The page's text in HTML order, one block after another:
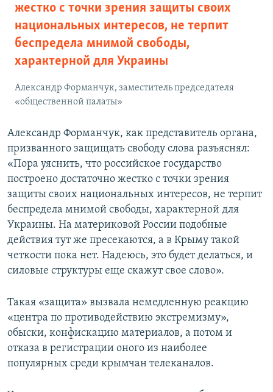
жестко с точки зрения защиты своих
национальных интересов, не терпит
беспредела мнимой свободы,
характерной для Украины
Александр Форманчук, заместитель председателя
«общественной палаты»
Александр Форманчук, как представитель органа,
призванного защищать свободу слова разъяснял:
«Пора уяснить, что российское государство
построено достаточно жестко с точки зрения
защиты своих национальных интересов, не терпит
беспредела мнимой свободы, характерной для
Украины. На материковой России подобные
действия тут же пресекаются, а в Крыму такой
четкости пока нет. Надеюсь, это будет делаться, и
силовые структуры еще скажут свое слово».
Такая «защита» вызвала немедленную реакцию
«центра по противодействию экстремизму»,
обыски, конфискацию материалов, а потом и
отказа в регистрации оного из наиболее
популярных среди крымчан телеканалов.